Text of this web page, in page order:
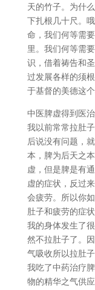
天的竹子。为什
下扎根几十尺。
命，我们何等需
里。我们何等需
识，借着祷告和
过发展各样的须
于基督的美德这个
中医脾虚得到医
我以前常常拉肚
后说没有问题，
本，脾为后天之
虚，但是脾是有
虚的症状，反过
会疲劳。所以你
肚子和疲劳的症
我的身体发生了
然不拉肚子了。
气吸收所以拉肚
我吃了中药治疗
物的精华之气供